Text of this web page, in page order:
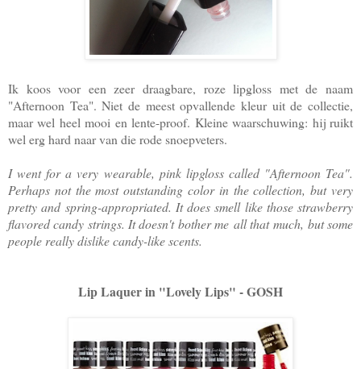
Ik koos voor een zeer draagbare, roze lipgloss met de naam
"Afternoon Tea". Niet de meest opvallende kleur uit de collectie,
maar wel heel mooi en lente-proof. Kleine waarschuwing: hij ruikt
wel erg hard naar van die rode snoepveters.
I went for a very wearable, pink lipgloss called "Afternoon Tea".
Perhaps not the most outstanding color in the collection, but very
pretty and spring-appropriated. It does smell like those strawberry
flavored candy strings. It doesn't bother me all that much, but some
people really dislike candy-like scents.
Lip Laquer in "Lovely Lips" - GOSH